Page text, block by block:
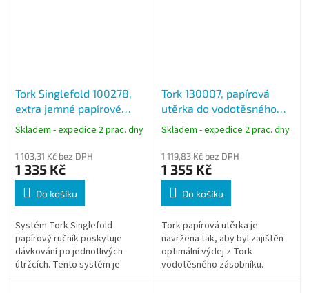
Tork Singlefold 100278,
extra jemné papírové
ručniky bílé Premium, H3
Skladem - expedice 2 prac. dny
1 103,31 Kč bez DPH
1 335 Kč
Do košíku
Systém Tork Singlefold
papírový ručník poskytuje
dávkování po jednotlivých
útržcích. Tento systém je
Tork 130007, papírová
utěrka do vodotěsného
zásobníku, 1 vrstvá, 6 rolí
Skladem - expedice 2 prac. dny
1 119,83 Kč bez DPH
1 355 Kč
Do košíku
Tork papírová utěrka je
navržena tak, aby byl zajištěn
optimální výdej z Tork
vodotěsného zásobníku.